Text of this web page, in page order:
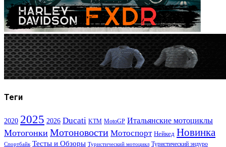
Теги
2020 2025 2026 Ducati KTM MotoGP Итальянские мотоциклы
Мотогонки Мотоновости Мотоспорт Нейкед Новинка
Спортбайк Тесты и Обзоры Туристический мотоцикл Туристический эндуро